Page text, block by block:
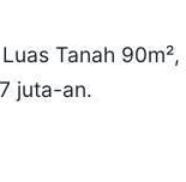
Tanah 90m²,
juta-an.